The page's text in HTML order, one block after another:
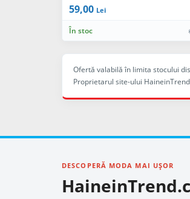
59,00 Lei
În stoc
Ofertă valabilă în limita stocului
Proprietarul site-ului
DESCOPERĂ MODA MAI UȘOR